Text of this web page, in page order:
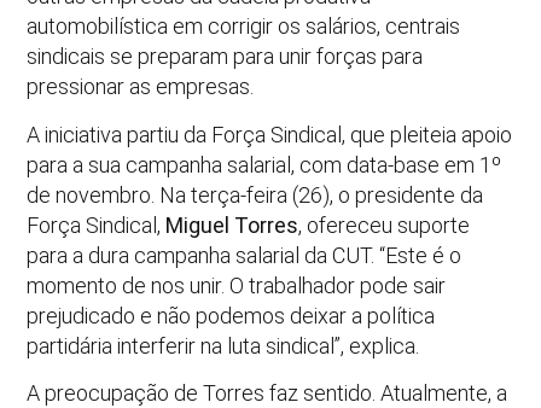
automobilística em corrigir os salários, centrais
sindicais se preparam para unir forças para
pressionar as empresas.
A iniciativa partiu da Força Sindical, que pleiteia apoio
para a sua campanha salarial, com data-base em 1º
de novembro. Na terça-feira (26), o presidente da
Força Sindical, Miguel Torres, ofereceu suporte
para a dura campanha salarial da CUT. “Este é o
momento de nos unir. O trabalhador pode sair
prejudicado e não podemos deixar a política
partidária interferir na luta sindical”, explica.
A preocupação de Torres faz sentido. Atualmente, a